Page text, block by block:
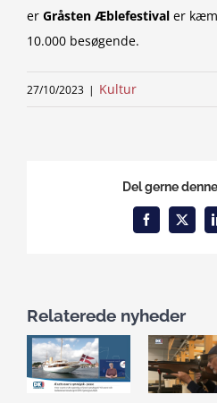
er Gråsten Æblefestival er
10.000 besøgende.
27/10/2023 | Kultur
Del gerne
Facebook
X
Relaterede nyheder